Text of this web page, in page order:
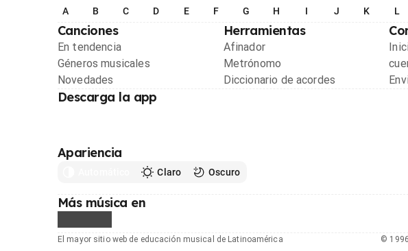
A B C D E F G H I J K L
Canciones
En tendencia
Géneros musicales
Novedades
Herramientas
Afinador
Metrónomo
Diccionario de acordes
Descarga la app
Apariencia
Claro Oscuro
Más música en
El mayor sitio web de educación musical de Latinoamérica ©